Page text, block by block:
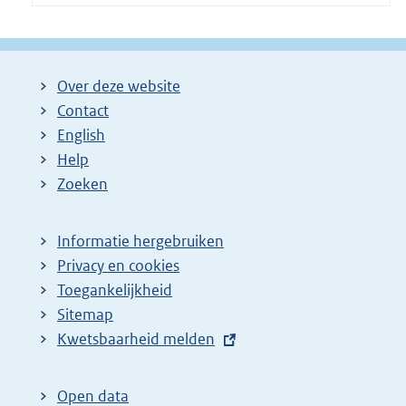
Over deze website
Contact
English
Help
Zoeken
Informatie hergebruiken
Privacy en cookies
Toegankelijkheid
Sitemap
E
t
Kwetsbaarheid melden
Open data